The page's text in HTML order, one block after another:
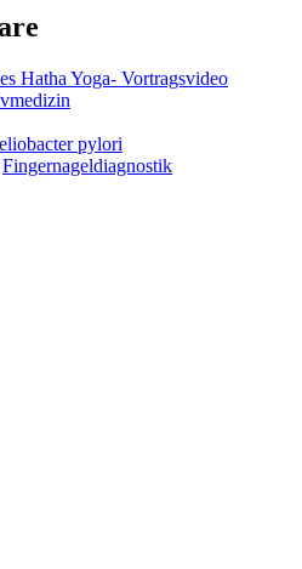
Hatha Yoga- Vortragsvideo
pylori
Fingernageldiagnostik